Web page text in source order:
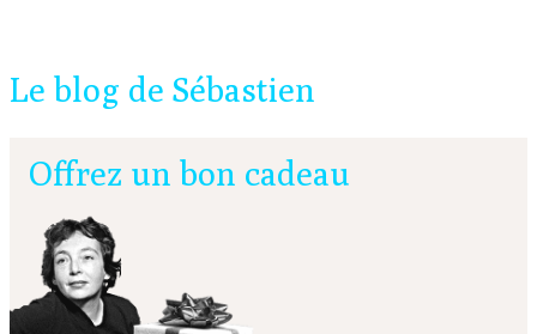
Le blog de Sébastien
Offrez un bon cadeau